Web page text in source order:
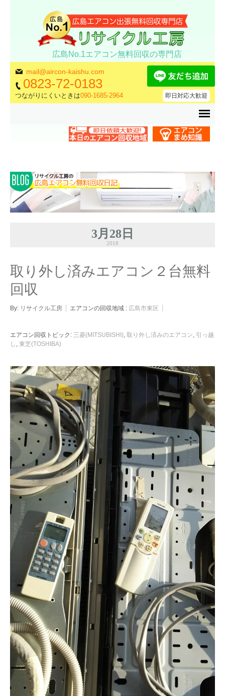
広島No.1エアコン無料回収の専門店
mail@aircon-kaishu.com
0823-72-0183
つながりにくいときは090-1685-2964 即日対応大歓迎
3月28日
2018
取り外し済みエアコン２台無料
回収
By: リサイクル工房 エアコンの回収地域 : 広島市東区
エアコン回収トピック: 三菱(MITSUBISHI) 取り外し済みのエアコン 引っ越
し
東芝(TOSHIBA)